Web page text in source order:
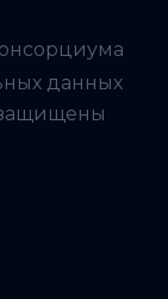
данных